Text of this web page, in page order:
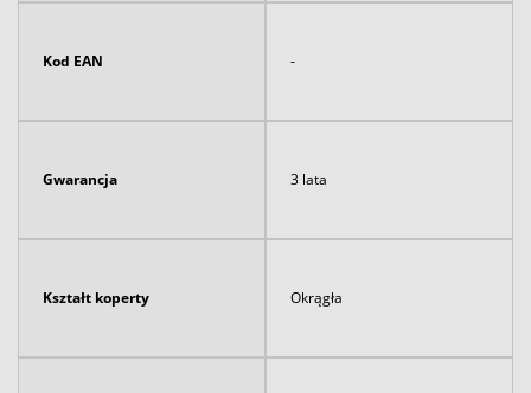
Kod EAN -
Gwarancja 3 lata
Kształt koperty Okrągła